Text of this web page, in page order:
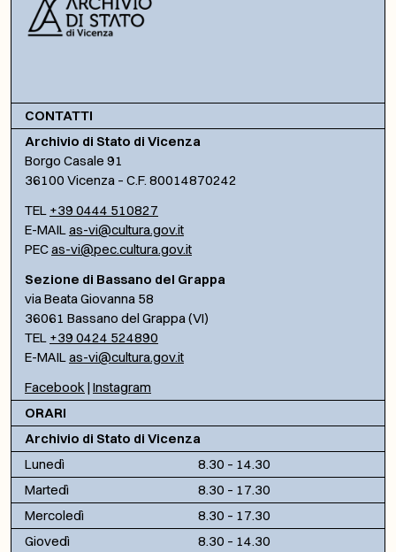
CONTATTI
Archivio di Stato di Vicenza
Borgo Casale 91
36100 Vicenza – C.F. 80014870242
TEL +39 0444 510827
E-MAILas-vi@cultura.gov.it
PECas-vi@pec.cultura.gov.it
Sezione di Bassano del Grappa
via Beata Giovanna 58
36061 Bassano del Grappa (VI)
TEL +39 0424 524890
E-MAILas-vi@cultura.gov.it
Facebook | Instagram
ORARI
Archivio di Stato di Vicenza
Lunedì
8.30 – 14.30
Martedì
8.30 – 17.30
Mercoledì
8.30 – 17.30
Giovedì
8.30 – 14.30